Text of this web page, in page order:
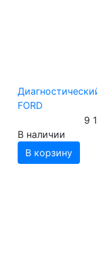
FORD
9
В наличии
В корзину